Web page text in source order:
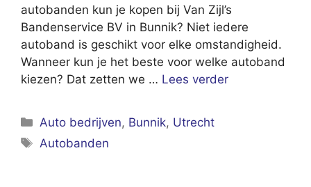
autobanden kun je kopen bij Van Zijl’s
Bandenservice BV in Bunnik? Niet iedere
autoband is geschikt voor elke omstandigheid.
Wanneer kun je het beste voor welke autoband
kiezen? Dat zetten we … Lees verder
Categorieën
Auto bedrijven, Bunnik, Utrecht
Tags
Autobanden